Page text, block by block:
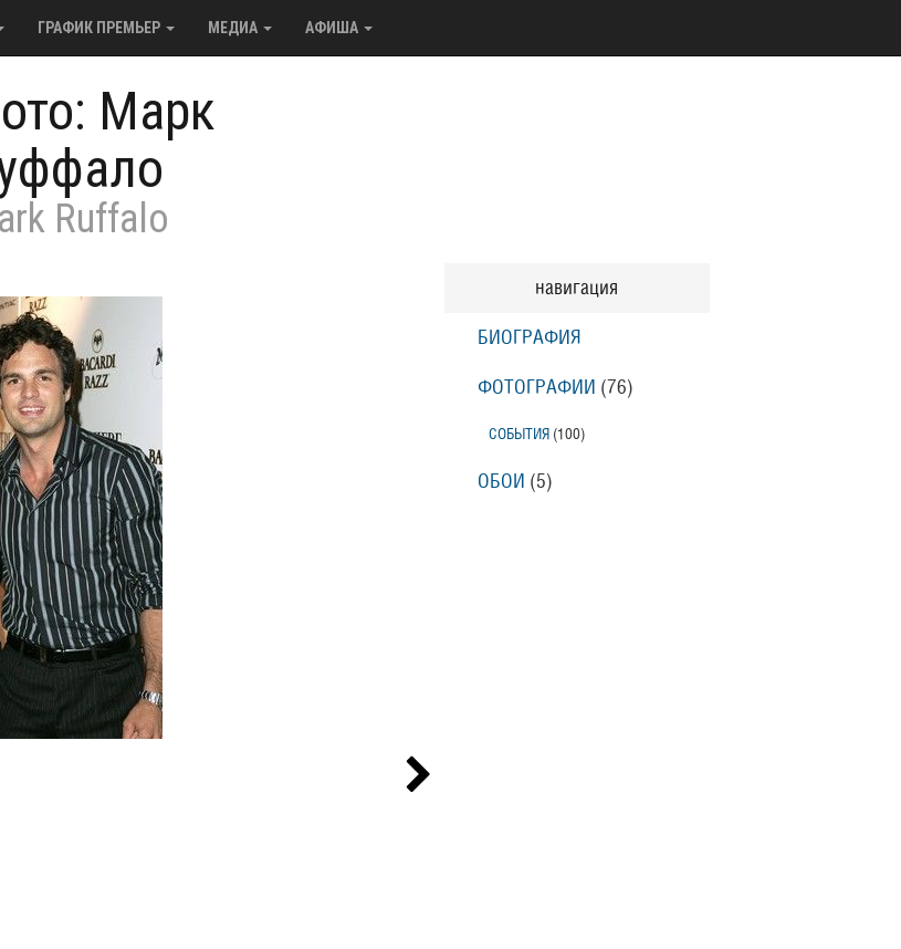
ГРАФИК ПРЕМЬЕР МЕДИА АФИША
Марк
Ruffalo
навигация
БИОГРАФИЯ
ФОТОГРАФИИ (76)
СОБЫТИЯ (100)
ОБОИ (5)